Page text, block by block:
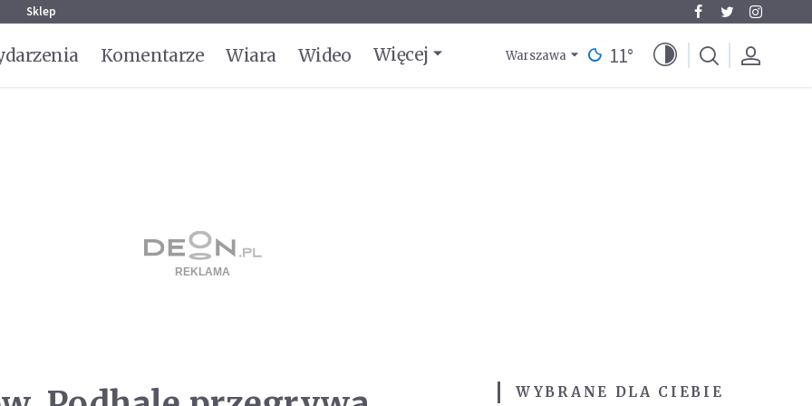
Sklep
Komentarze Wiara Wideo Więcej Warszawa 11°
WYBRANE DLA CIEBIE